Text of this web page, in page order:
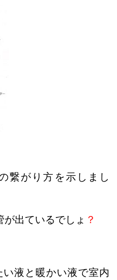
繋がり方を示しまし
出ているでしょ ？
液と暖かい液で室内